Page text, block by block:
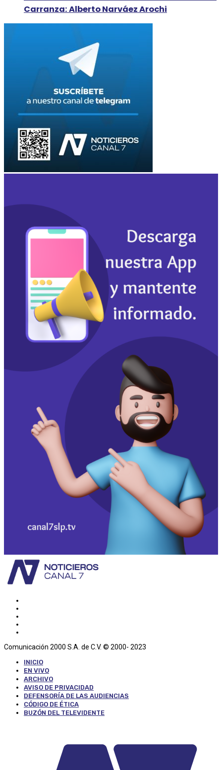
Carranza: Alberto Narváez Arochi
Comunicación 2000 S.A. de C.V. © 2000- 2023
INICIO
EN VIVO
ARCHIVO
AVISO DE PRIVACIDAD
DEFENSORÍA DE LAS AUDIENCIAS
CÓDIGO DE ÉTICA
BUZÓN DEL TELEVIDENTE